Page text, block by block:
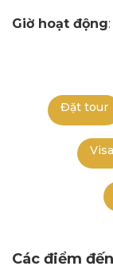
Giờ hoạt động
Đặt tour
Visa
Các điểm